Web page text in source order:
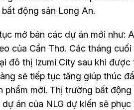
động sản Long An.
mở bán các dự án mới như:
của Cần Thơ. Các tháng cuối
đô thị Izumi City sau khi được
sẽ tiếp tục tăng giúp thúc
mới. Thị trường bất
án của NLG dự kiến sẽ